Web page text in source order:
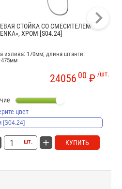
СТОЙКА СО СМЕСИТЕЛЕМ
ХРОМ [S04.24]
излива: 170мм; длина штанги:
/шт.
24056 00 ₽
цвет
шт. КУПИТЬ